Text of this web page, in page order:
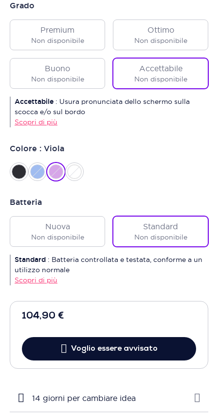
104,90 €
Voglio essere avvisato
Grado
Premium
Non disponibile
Ottimo
Non disponibile
Buono
Non disponibile
Accettabile
Non disponibile
Accettabile : Usura pronunciata dello schermo sulla
scocca e/o sul bordo
Scopri di più
Colore : Viola
Batteria
Nuova
Non disponibile
Standard
Non disponibile
Standard : Batteria controllata e testata, conforme a un
utilizzo normale
Scopri di più
14 giorni per cambiare idea